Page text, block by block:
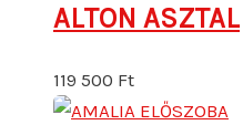
ALTON ASZTAL
119 500 Ft